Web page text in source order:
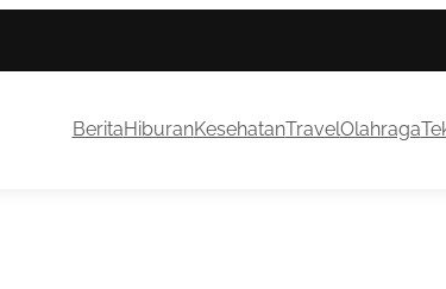
BeritaHiburanKesehatanTravelOlahraga